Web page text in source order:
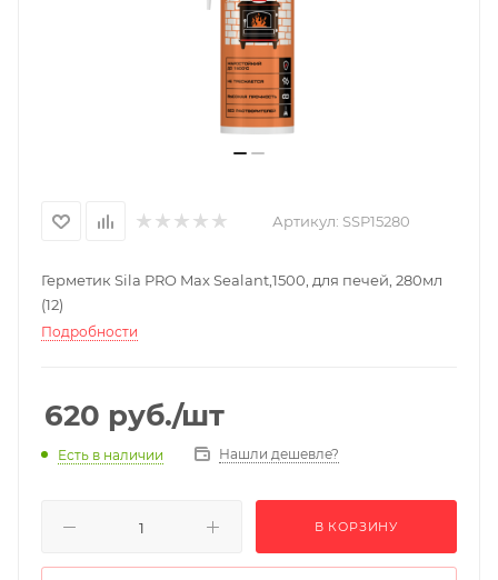
Артикул: SSP15280
Герметик Sila PRO Max Sealant,1500, для печей, 280мл
(12)
Подробности
620 руб./шт
Есть в наличии Нашли дешевле?
В КОРЗИНУ